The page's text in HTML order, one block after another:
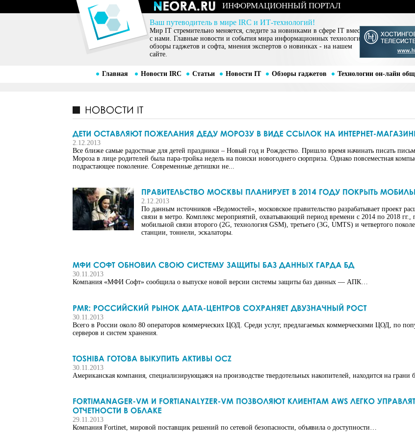
ИНФОРМАЦИОННЫЙ ПОРТАЛ
Ваш путеводитель в мире IRC и ИТ-технологий!
Мир IT стремительно меняется, следите за новинками в сфере IT вместе
с нами. Главные новости и события мира информационных технологий,
обзоры гаджетов и софта, мнения экспертов о новинках - на нашем
сайте.
Главная Новости IRC Статьи Новости IT Обзоры гаджетов Технологии он-лайн
2.12.2013
Все ближе самые радостные для детей праздники – Новый год и Рождество. Пришло время начинать писать
Мороза в лице родителей была пара-тройка недель на поиски новогоднего сюрприза. Однако повсеместная
подрастающее поколение. Современные детишки не...
2.12.2013
По данным источников «Ведомостей», московское правительство разрабатывает проект
связи в метро. Комплекс мероприятий, охватывающий период времени с 2014 по 2018 гг.,
мобильной связи второго (2G, технология GSM), третьего (3G, UMTS) и четвертого
станции, тоннели, эскалаторы.
30.11.2013
Компания «МФИ Софт» сообщила о выпуске новой версии системы защиты баз данных — АПК…
30.11.2013
Всего в России около 80 операторов коммерческих ЦОД. Среди услуг, предлагаемых коммерческими ЦОД, по
серверов и систем хранения.
30.11.2013
Американская компания, специализирующаяся на производстве твердотельных накопителей, находится на грани
29.11.2013
Компания Fortinet, мировой поставщик решений по сетевой безопасности, объявила о доступности…